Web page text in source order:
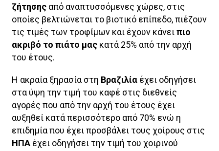
ζήτησης από αναπτυσσόμενες χώρες, στις
οποίες βελτιώνεται το βιοτικό επίπεδο, πιέζουν
τις τιμές των τροφίμων και έχουν κάνειπιο
ακριβό το πιάτο μας κατά 25% από την αρχή
του έτους.
Η ακραία ξηρασία στη Βραζιλία έχει οδηγήσει
στα ύψη την τιμή του καφέ στις διεθνείς
αγορές που από την αρχή του έτους έχει
αυξηθεί κατά περισσότερο από 70% ενώ η
επιδημία που έχει προσβάλει τους χοίρους στις
ΗΠΑ έχει οδηγήσει την τιμή του χοιρινού